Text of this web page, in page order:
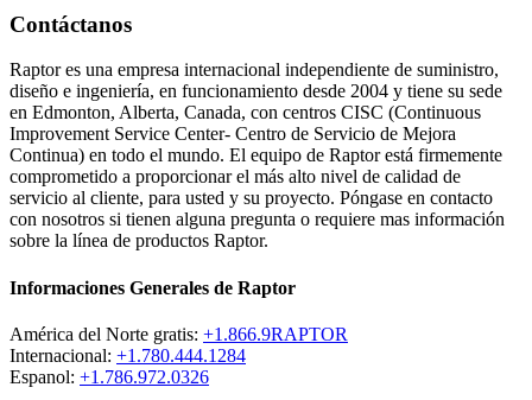
Contáctanos
Raptor es una empresa internacional independiente de suministro,
diseño e ingeniería, en funcionamiento desde 2004 y tiene su sede
en Edmonton, Alberta, Canada, con centros CISC (Continuous
Improvement Service Center- Centro de Servicio de Mejora
Continua) en todo el mundo. El equipo de Raptor está firmemente
comprometido a proporcionar el más alto nivel de calidad de
servicio al cliente, para usted y su proyecto. Póngase en contacto
con nosotros si tienen alguna pregunta o requiere mas información
sobre la línea de productos Raptor.
Informaciones Generales de Raptor
América del Norte gratis: +1.866.9RAPTOR
Internacional: +1.780.444.1284
Espanol: +1.786.972.0326